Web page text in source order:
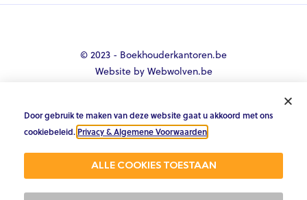
© 2023 - Boekhouderkantoren.be
Website by Webwolven.be
 
Gemiddelde klantbeoordeling
4.8/5 op Trustpilot & 4.9/5 op google
Door gebruik te maken van deze website gaat u akkoord met ons
cookiebeleid. Privacy & Algemene Voorwaarden
ALLE COOKIES TOESTAAN